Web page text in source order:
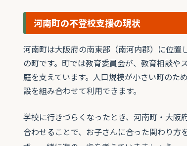
河南町の不登校支援の現状
河南町は大阪府の南東部（南河内郡）に位
の町です。町では教育委員会が、教育相談や
庭を支えています。人口規模が小さい町の
設を組み合わせて利用できます。
学校に行きづらくなったとき、河南町・大阪
合わせることで、お子さんに合った関わり方